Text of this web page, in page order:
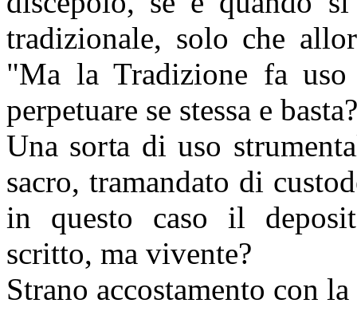
tradizionale, solo che
"Ma la Tradizione fa
perpetuare se stessa e
Una sorta di uso
sacro, tramandato di
in questo caso il
scritto, ma vivente?
Strano accostamento con